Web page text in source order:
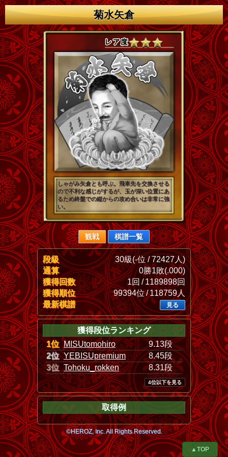
菊水矢倉
しゃがみ矢倉とも呼ぶ。飛車先を交換させる
ので不利な感じがするが、玉が深い位置にあ
るため終盤での縦からの攻め合いは非常に強
い。
観戦 棋譜一覧
段級
30級(-位 / 72427人)
通算
0勝1敗(.000)
獲得回数
1回 / 1189898回
獲得順位
99394位 / 118759人
最新棋譜
見る
獲得段位ランキング
1位 MISUtomohiro
9.13段
2位 YEBISUpremium
8.45段
3位 Tohoku_rokken 8.31段
4位以下を見る
取得例
©HEROZ, Inc. All Rights Reserved.
▲TOP